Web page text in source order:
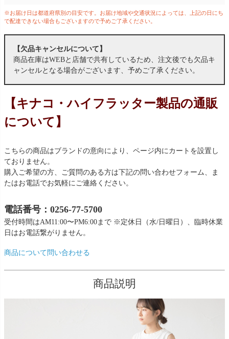
※お届け日は都道府県別の目安です。お届け地域や交通状況によっては、上記の日にち
で配達できない場合もございますので予めご了承ください。
【欠品キャンセルについて】
商品在庫はWEBと店舗で共有しているため、注文後でも欠品キ
ャンセルとなる場合がございます、予めご了承ください。
【キナコ・ハイフラッター製品の通販
について】
こちらの商品はブランドの意向により、ページ内にカートを設置し
ておりません。
購入ご希望の方、ご質問のある方は下記の問い合わせフォーム、ま
たはお電話でお気軽にご連絡ください。
電話番号：0256-77-5700
受付時間はAM11:00〜PM6:00まで ※定休日（水/日曜日）、臨時休業
日はお電話繋がりません。
商品について問い合わせる
商品説明